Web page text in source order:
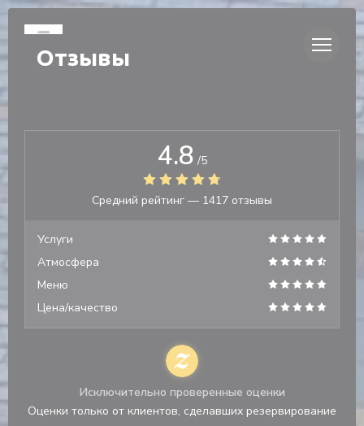
Панель управления cookies
Отзывы
4.8 /5
Средний рейтинг — 1417 отзывы
Услуги
Атмосфера
Меню
Цена/качество
Исключительно проверенные оценки
Оценки только от клиентов, сделавших резервирование